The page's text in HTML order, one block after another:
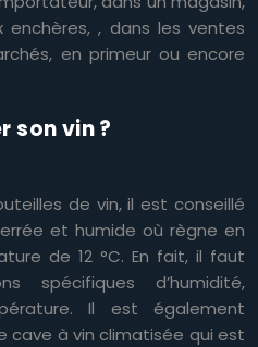
enchères, , dans les ventes
en primeur ou encore
son vin ?
de vin, il est conseillé
et humide où règne en
de 12 °C. En fait, il faut
spécifiques d’humidité,
Il est également
cave à vin climatisée qui est